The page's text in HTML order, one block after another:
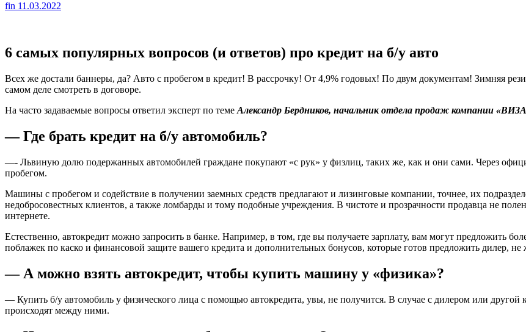
fin 11.03.2022
6 самых популярных вопросов (и ответов) про кредит на б/у авто
Всех же достали баннеры, да? Авто с пробегом в кредит! В рассрочку! От 4,9% годовых! По двум документам! Зимняя
самом деле смотреть в договоре.
На часто задаваемые вопросы ответил эксперт по теме Александр Бердников, начальник отдела продаж компании
— Где брать кредит на б/у автомобиль?
—- Львиную долю подержанных автомобилей граждане покупают «с рук» у физлиц, таких же, как и они сами. Через
пробегом.
Машины с пробегом и содействие в получении заемных средств предлагают и лизинговые компании, точнее, их
недобросовестных клиентов, а также ломбарды и тому подобные учреждения. В чистоте и прозрачности продавца не
интернете.
Естественно, автокредит можно запросить в банке. Например, в том, где вы получаете зарплату, вам могут предложить
поблажек по каско и финансовой защите вашего кредита и дополнительных бонусов, которые готов предложить дилер, не
— А можно взять автокредит, чтобы купить машину у «физика»?
— Купить б/у автомобиль у физического лица с помощью автокредита, увы, не получится. В случае с дилером или
происходят между ними.